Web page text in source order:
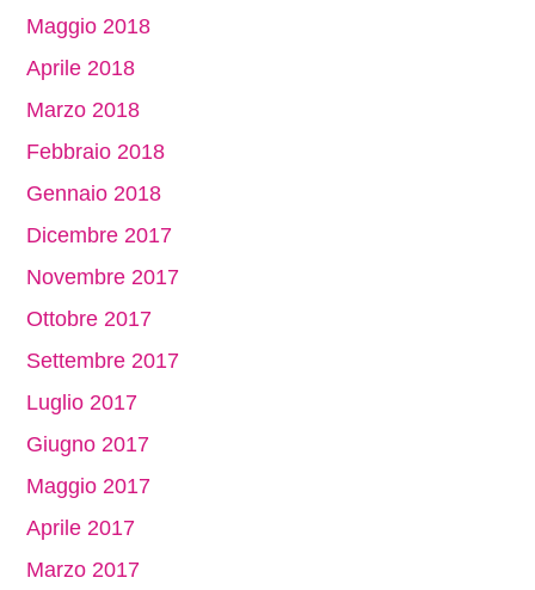
Maggio 2018
Aprile 2018
Marzo 2018
Febbraio 2018
Gennaio 2018
Dicembre 2017
Novembre 2017
Ottobre 2017
Settembre 2017
Luglio 2017
Giugno 2017
Maggio 2017
Aprile 2017
Marzo 2017